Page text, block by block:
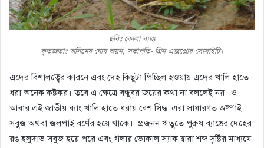
ছবিঃ কোলা ব্যাঙ
কৃতজ্ঞতাঃ অনিমেষ ঘোষ অয়ন, সভাপতি- গ্রিন এক্সপ্লোর সোসাইটি।
এদের বিশালত্বের কারনে এবং দেহ কিছুটা পিচ্ছিল হওয়ায় এদের খালি হাতে
ধরা অনেক কষ্টকর। তবে এ ক্ষেত্রে বন্ধুবর জয়ের কথা না বললেই নয়। ও
আবার এই জাতীয় ব্যাং খালি হাতে ধরায় বেশ সিদ্ধ।এরা সাধারণত জল্পাই
সবুজ অথবা জলপাই বর্ণের হয়ে থাকে। প্রজনন ঋতুতে পুরুষ ব্যাঙের দেহের
রঙ হলুদাভ সবুজ হয়ে পরে এবং গলার ভোকাল স্যাক দ্বারা শব্দ সৃষ্টির মাধ্যমে